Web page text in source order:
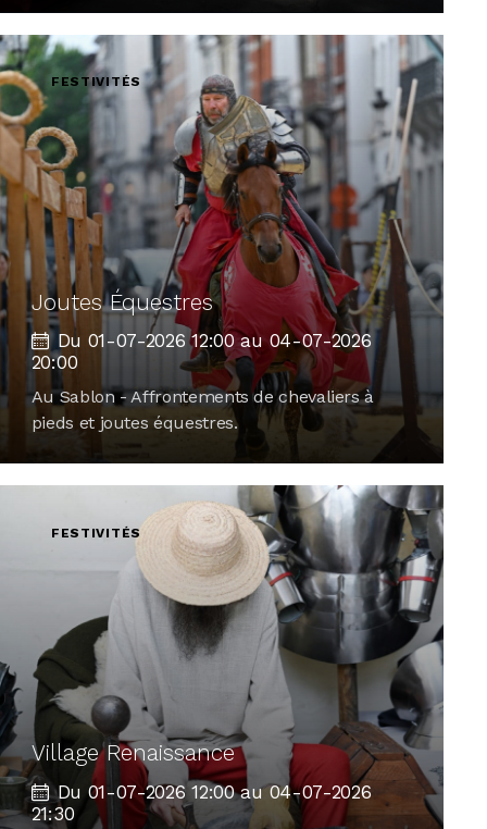
FESTIVITÉS
Joutes Équestres
Du 01-07-2026 12:00 au 04-07-2026
20:00
Au Sablon - Affrontements de chevaliers à
pieds et joutes équestres.
FESTIVITÉS
Village Renaissance
Du 01-07-2026 12:00 au 04-07-2026
21:30